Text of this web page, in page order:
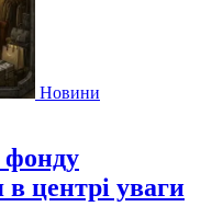
Новини
фонду
центрі уваги